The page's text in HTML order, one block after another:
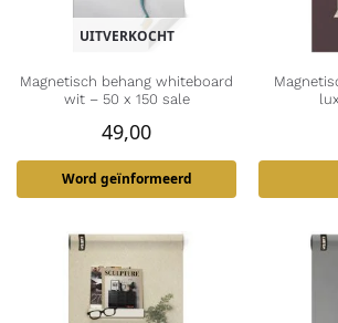
UITVERKOCHT
Magnetisch behang whiteboard
wit – 50 x 150 sale
49,00
Word geïnformeerd